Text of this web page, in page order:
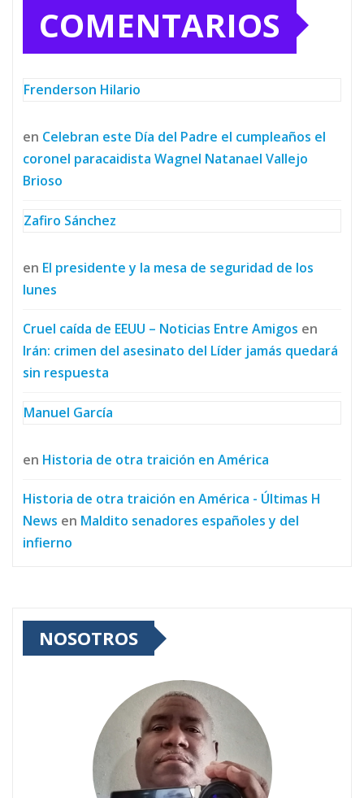
COMENTARIOS
Frenderson Hilario
en Celebran este Día del Padre el cumpleaños el
coronel paracaidista Wagnel Natanael Vallejo
Brioso
Zafiro Sánchez
en El presidente y la mesa de seguridad de los
lunes
Cruel caída de EEUU – Noticias Entre Amigos en
Irán: crimen del asesinato del Líder jamás quedará
sin respuesta
Manuel García
en Historia de otra traición en América
Historia de otra traición en América - Últimas H
News en Maldito senadores españoles y del
infierno
NOSOTROS